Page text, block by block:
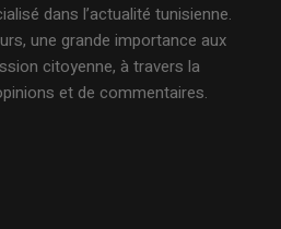
dans l’actualité tunisienne.
une grande importance aux
citoyenne, à travers la
et de commentaires.